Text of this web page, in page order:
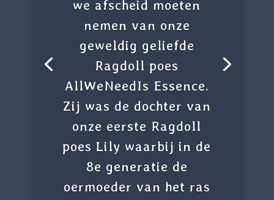
we afscheid moeten
nemen van onze
geweldig geliefde
Ragdoll poes
AllWeNeedIs Essence.
Zij was de dochter van
onze eerste Ragdoll
poes Lily waarbij in de
8e generatie de
oermoeder van het ras